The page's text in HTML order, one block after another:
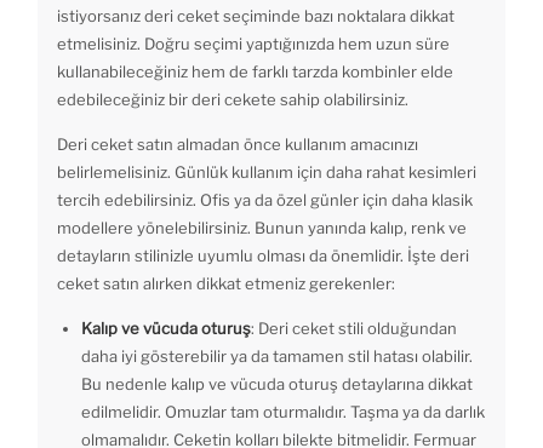
istiyorsanız deri ceket seçiminde bazı noktalara dikkat
etmelisiniz. Doğru seçimi yaptığınızda hem uzun süre
kullanabileceğiniz hem de farklı tarzda kombinler elde
edebileceğiniz bir deri cekete sahip olabilirsiniz.
Deri ceket satın almadan önce kullanım amacınızı
belirlemelisiniz. Günlük kullanım için daha rahat kesimleri
tercih edebilirsiniz. Ofis ya da özel günler için daha klasik
modellere yönelebilirsiniz. Bunun yanında kalıp, renk ve
detayların stilinizle uyumlu olması da önemlidir. İşte deri
ceket satın alırken dikkat etmeniz gerekenler:
Kalıp ve vücuda oturuş: Deri ceket stili olduğundan
daha iyi gösterebilir ya da tamamen stil hatası olabilir.
Bu nedenle kalıp ve vücuda oturuş detaylarına dikkat
edilmelidir. Omuzlar tam oturmalıdır. Taşma ya da darlık
olmamalıdır. Ceketin kolları bilekte bitmelidir. Fermuar